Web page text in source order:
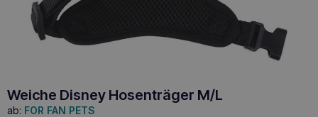
Weiche Disney Hosenträger M/L
ab: FOR FAN PETS